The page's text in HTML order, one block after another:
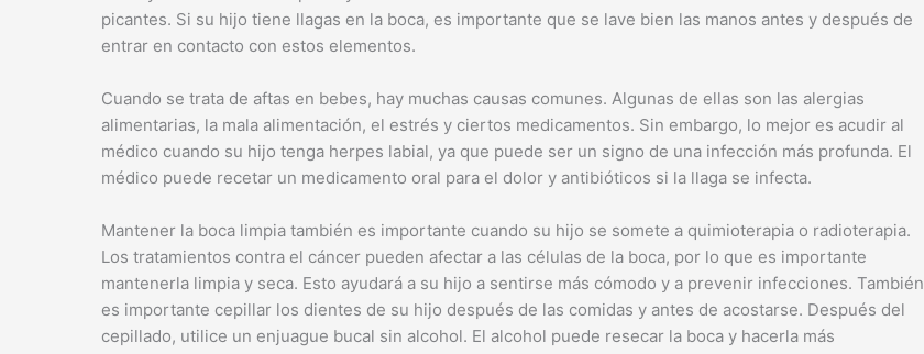
picantes. Si su hijo tiene llagas en la boca, es importante que se lave bien las manos antes y después de
entrar en contacto con estos elementos.
Cuando se trata de aftas en bebes, hay muchas causas comunes. Algunas de ellas son las alergias
alimentarias, la mala alimentación, el estrés y ciertos medicamentos. Sin embargo, lo mejor es acudir al
médico cuando su hijo tenga herpes labial, ya que puede ser un signo de una infección más profunda. El
médico puede recetar un medicamento oral para el dolor y antibióticos si la llaga se infecta.
Mantener la boca limpia también es importante cuando su hijo se somete a quimioterapia o radioterapia.
Los tratamientos contra el cáncer pueden afectar a las células de la boca, por lo que es importante
mantenerla limpia y seca. Esto ayudará a su hijo a sentirse más cómodo y a prevenir infecciones. También
es importante cepillar los dientes de su hijo después de las comidas y antes de acostarse. Después del
cepillado, utilice un enjuague bucal sin alcohol. El alcohol puede resecar la boca y hacerla más